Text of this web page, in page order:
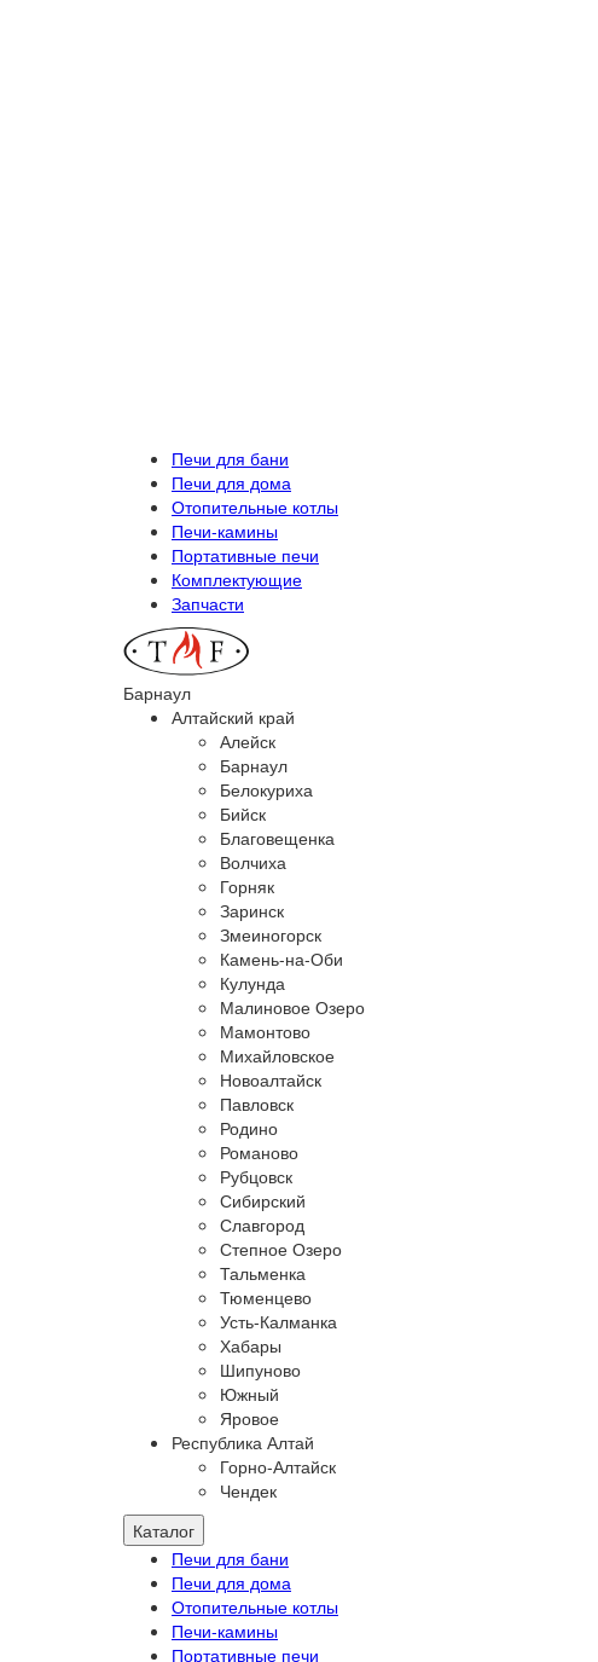
Печи для бани
Печи для дома
Отопительные котлы
Печи-камины
Портативные печи
Комплектующие
Запчасти
Барнаул
Алтайский край
Алейск
Барнаул
Белокуриха
Бийск
Благовещенка
Волчиха
Горняк
Заринск
Змеиногорск
Камень-на-Оби
Кулунда
Малиновое Озеро
Мамонтово
Михайловское
Новоалтайск
Павловск
Родино
Романово
Рубцовск
Сибирский
Славгород
Степное Озеро
Тальменка
Тюменцево
Усть-Калманка
Хабары
Шипуново
Южный
Яровое
Республика Алтай
Горно-Алтайск
Чендек
Каталог
Печи для бани
Печи для дома
Отопительные котлы
Печи-камины
Портативные печи